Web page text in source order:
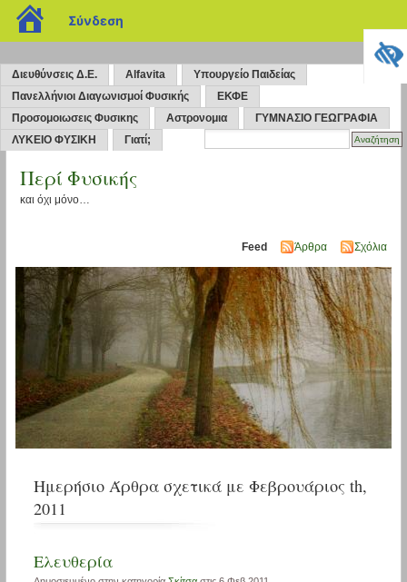
Διευθύνσεις Δ.Ε. Alfavita
Υπουργείο Παιδείας
Πανελλήνιοι Διαγωνισμοί Φυσικής
ΕΚΦΕ
Προσομοιωσεις Φυσικης
Αστρονομια
ΓΥΜΝΑΣΙΟ ΓΕΩΓΡΑΦΙΑ
ΛΥΚΕΙΟ ΦΥΣΙΚΗ
Γιατί;
Περί Φυσικής
και όχι μόνο…
Feed Άρθρα Σχόλια
Ημερήσιο Άρθρα σχετικά με Φεβρουάριος th,
2011
Ελευθερία
blogs.sch.gr
Σύνδεση